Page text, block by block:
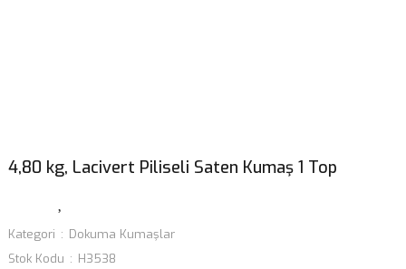
4,80 kg, Lacivert Piliseli Saten Kumaş 1 Top
Kategori
Dokuma Kumaşlar
Stok Kodu
H3538